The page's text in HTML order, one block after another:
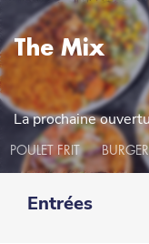
The Mix
La prochaine
POULET FRIT
Entrées